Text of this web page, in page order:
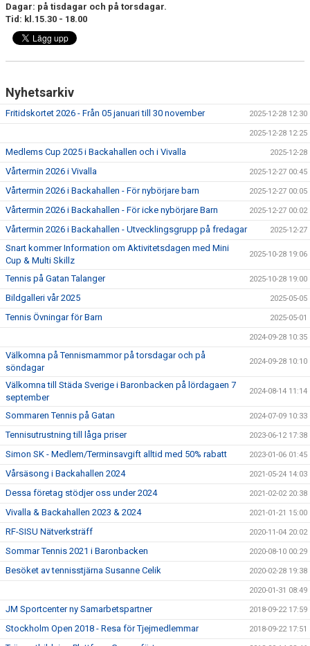
Dagar: på tisdagar och på torsdagar.
Tid: kl.15.30 - 18.00
Nyhetsarkiv
Fritidskortet 2026 - Från 05 januari till 30 november 2025-12-28 12:30
2025-12-28 12:25
Medlems Cup 2025 i Backahallen och i Vivalla 2025-12-28
Vårtermin 2026 i Vivalla 2025-12-27 00:45
Vårtermin 2026 i Backahallen - För nybörjare barn 2025-12-27 00:05
Vårtermin 2026 i Backahallen - För icke nybörjare Barn 2025-12-27 00:02
Vårtermin 2026 i Backahallen - Utvecklingsgrupp på fredagar 2025-12-27
Snart kommer Information om Aktivitetsdagen med Mini
Cup & Multi Skillz
2025-10-28 19:06
Tennis på Gatan Talanger 2025-10-28 19:00
Bildgalleri vår 2025 2025-05-05
Tennis Övningar för Barn 2025-05-01
2024-09-28 10:35
Välkomna på Tennismammor på torsdagar och på
söndagar
2024-09-28 10:10
Välkomna till Städa Sverige i Baronbacken på lördagaen 7
september
2024-08-14 11:14
Sommaren Tennis på Gatan 2024-07-09 10:33
Tennisutrustning till låga priser 2023-06-12 17:38
Simon SK - Medlem/Terminsavgift alltid med 50% rabatt 2023-01-06 01:45
Vårsäsong i Backahallen 2024 2021-05-24 14:03
Dessa företag stödjer oss under 2024 2021-02-02 20:38
Vivalla & Backahallen 2023 & 2024 2021-01-21 15:00
RF-SISU Nätverksträff 2020-11-04 20:02
Sommar Tennis 2021 i Baronbacken 2020-08-10 00:29
Besöket av tennisstjärna Susanne Celik 2020-02-28 19:38
2020-01-31 08:49
JM Sportcenter ny Samarbetspartner 2018-09-22 17:59
Stockholm Open 2018 - Resa för Tjejmedlemmar 2018-09-22 17:51